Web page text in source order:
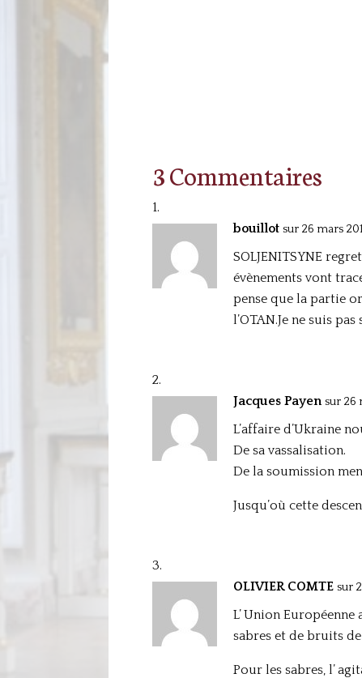
3 Commentaires
bouillot sur 26 mars
SOLJENITSYNE
évènements vont
pense que la partie
l’OTAN.Je ne suis
Jacques Payen sur 26
L’affaire d’Ukraine
De sa vassalisation.
De la soumission
Jusqu’où cette
OLIVIER COMTE sur
L’ Union
sabres et de bruits
Pour les sabres, l’